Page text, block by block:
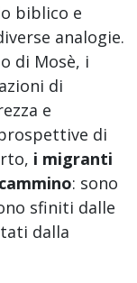
biblico e
analogie.
di Mosè, i
di
e
di
i migranti
: sono
sfiniti dalle
dalla